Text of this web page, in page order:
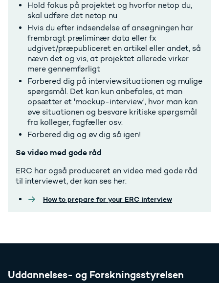
Hold fokus på projektet og hvorfor netop du,
skal udføre det netop nu
Hvis du efter indsendelse af ansøgningen har
frembragt præliminær data eller fx
udgivet/præpubliceret en artikel eller andet, så
nævn det og vis, at projektet allerede virker
mere gennemførligt
Forbered dig på interviewsituationen og mulige
spørgsmål. Det kan kun anbefales, at man
opsætter et 'mockup-interview', hvor man kan
øve situationen og besvare kritiske spørgsmål
fra kolleger, fagfæller osv.
Forbered dig og øv dig så igen!
Se video med gode råd
ERC har også produceret en video med gode råd
til interviewet, der kan ses her:
How to prepare for your ERC interview
Uddannelses- og Forskningsstyrelsen